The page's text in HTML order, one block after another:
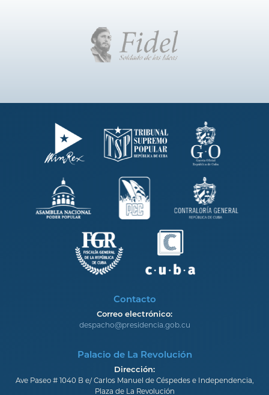
Contacto
Correo electrónico:
despacho@presidencia.gob.cu
Palacio de La Revolución
Dirección:
Ave Paseo # 1040 B e/ Carlos Manuel de Céspedes e Independencia,
Plaza de La Revolución